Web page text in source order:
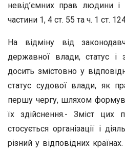
невід’ємних прав людини
частини 1, 4 ст. 55 та ч. 1 ст.
На відміну від
державної влади, статус і
досить змістовно у
статус судової влади, як
першу чергу, шляхом
їх здійснення.- Зміст
стосується організації і
різний у відповідних